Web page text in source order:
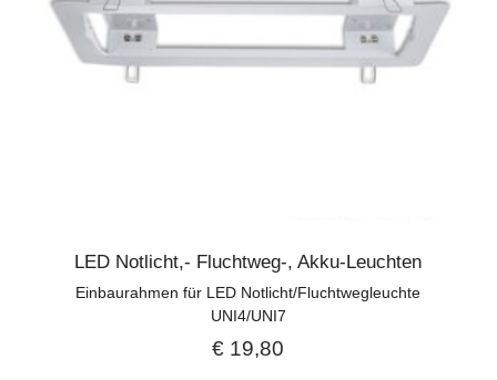
LED Notlicht,- Fluchtweg-, Akku-Leuchten
Einbaurahmen für LED Notlicht/Fluchtwegleuchte
UNI4/UNI7
€ 19,80